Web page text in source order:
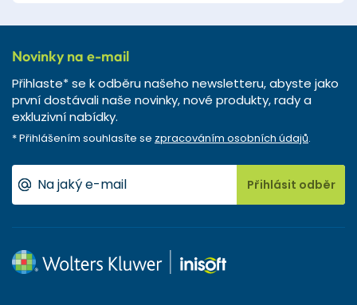
Novinky na e-mail
Přihlaste* se k odběru našeho newsletteru, abyste jako
první dostávali naše novinky, nové produkty, rady a
exkluzivní nabídky.
* Přihlášením souhlasíte se zpracováním osobních údajů.
Přihlásit odběr